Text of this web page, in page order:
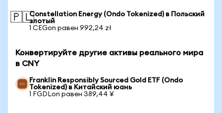
🇵🇱Constellation Energy (Ondo Tokenized) в Польский
злотый
1 CEGon равен 992,24 zł
Конвертируйте другие активы реального мира
в CNY
Franklin Responsibly Sourced Gold ETF (Ondo
Tokenized) в Китайский юань
1 FGDLon равен 389,44 ¥